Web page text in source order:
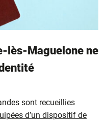
lès-Maguelone ne
sont recueillies
d’un dispositif de